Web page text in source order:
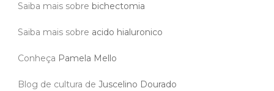
Saiba mais sobre bichectomia
Saiba mais sobre acido hialuronico
Conheça Pamela Mello
Blog de cultura de Juscelino Dourado